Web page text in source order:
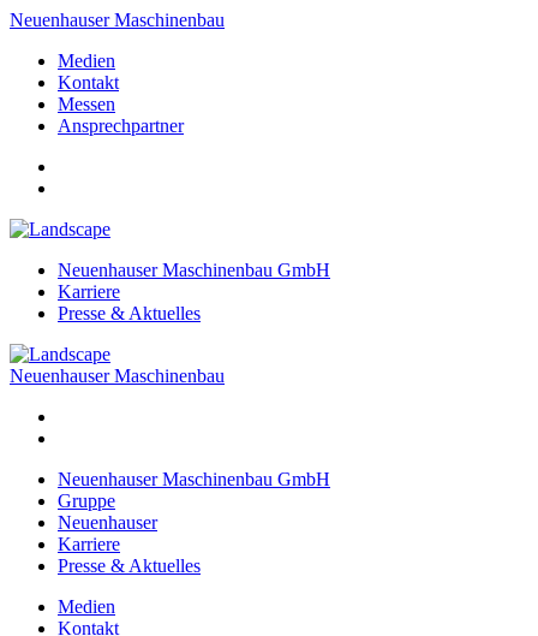
Neuenhauser Maschinenbau
Medien
Kontakt
Messen
Ansprechpartner
Neuenhauser Maschinenbau GmbH
Karriere
Presse & Aktuelles
Neuenhauser Maschinenbau
Neuenhauser Maschinenbau GmbH
Gruppe
Neuenhauser
Karriere
Presse & Aktuelles
Medien
Kontakt